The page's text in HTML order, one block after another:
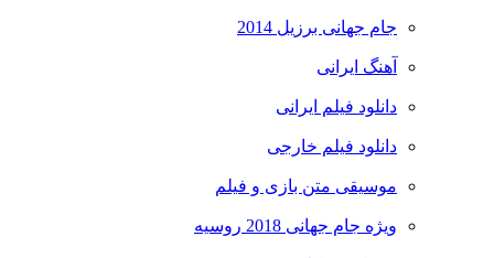
جام جهانی برزیل 2014
آهنگ ایرانی
دانلود فیلم ایرانی
دانلود فیلم خارجی
موسیقی متن بازی و فیلم
ویژه جام جهانی 2018 روسیه